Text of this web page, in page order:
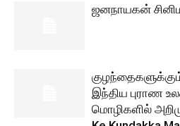
ஜனநாயகன்
இந்திய புராண
மொழிகளில்